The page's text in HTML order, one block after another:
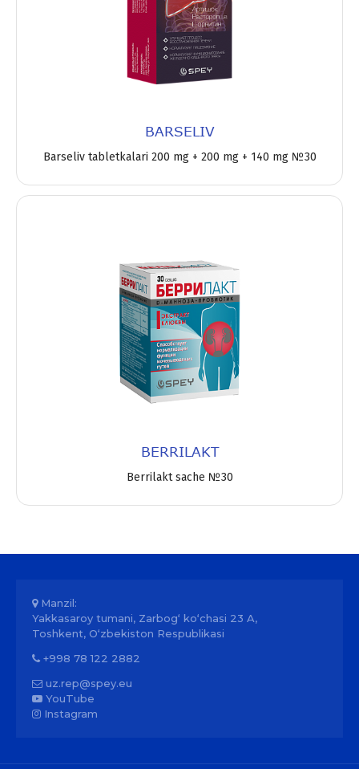
BARSELIV
Barseliv tabletkalari 200 mg + 200 mg + 140 mg №30
BERRILAKT
Berrilakt sache №30
Manzil:
Yakkasaroy tumani, Zarbog‘ ko‘chasi 23 A,
Toshkent, O‘zbekiston Respublikasi
+998 78 122 2882
uz.rep@spey.eu
YouTube
Instagram